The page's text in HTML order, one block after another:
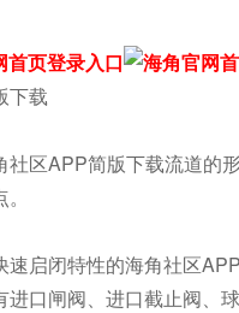
下载
区APP简版下载流道的
启闭特性的海角社区APP
阀、进口截止阀、球阀